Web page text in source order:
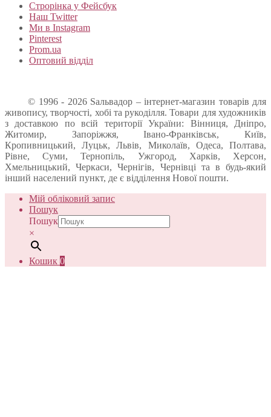
Строрінка у Фейсбук
Наш Twitter
Ми в Instagram
Pinterest
Prom.ua
Оптовий відділ
© 1996 - 2026 Sальвадор – інтернет-магазин товарів для
живопису, творчості, хобі та рукоділля. Товари для художників
з доставкою по всій території України: Вінниця, Дніпро,
Житомир, Запоріжжя, Івано-Франківськ, Київ,
Кропивницький, Луцьк, Львів, Миколаїв, Одеса, Полтава,
Рівне, Суми, Тернопіль, Ужгород, Харків, Херсон,
Хмельницький, Черкаси, Чернігів, Чернівці та в будь-який
інший населений пункт, де є відділення Нової пошти.
Мій обліковий запис
Пошук
Пошук
×
Кошик 0